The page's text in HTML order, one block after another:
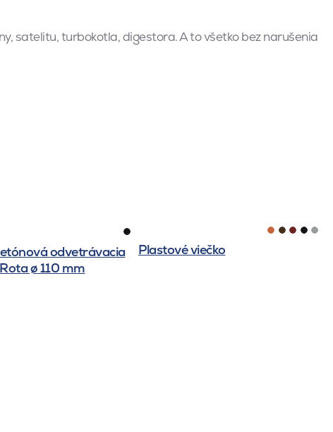
satelitu, turbokotla, digestora. A to všetko bez narušenia
odvetrávacia
ø 110 mm
Plastové viečko